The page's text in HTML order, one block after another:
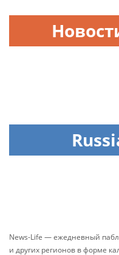
News-Life — ежедневный
и других регионов в форме